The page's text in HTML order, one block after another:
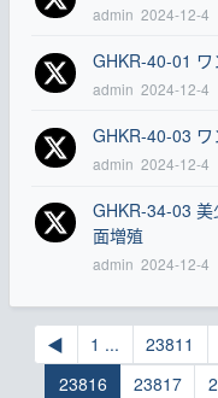
admin 2024-12-4
GHKR-40-01
admin 2024-12-4
GHKR-40-03
admin 2024-12-4
GHKR-34-03
面増殖
admin 2024-12-4
◀ 1 ... 23811
23816
23817